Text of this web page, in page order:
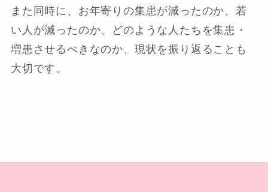
また同時に、お年寄りの集患が減ったのか、若
い人が減ったのか、どのような人たちを集患・
増患させるべきなのか、現状を振り返ることも
大切です。